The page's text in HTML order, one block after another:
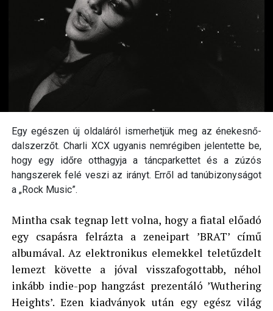
Egy egészen új oldaláról ismerhetjük meg az énekesnő-
dalszerzőt. Charli XCX ugyanis nemrégiben jelentette be,
hogy egy időre otthagyja a táncparkettet és a zúzós
hangszerek felé veszi az irányt. Erről ad tanúbizonyságot
a „Rock Music”.
Mintha csak tegnap lett volna, hogy a fiatal előadó
egy csapásra felrázta a zeneipart ’BRAT’ című
albumával. Az elektronikus elemekkel teletűzdelt
lemezt követte a jóval visszafogottabb, néhol
inkább indie-pop hangzást prezentáló ’Wuthering
Heights’. Ezen kiadványok után egy egész világ